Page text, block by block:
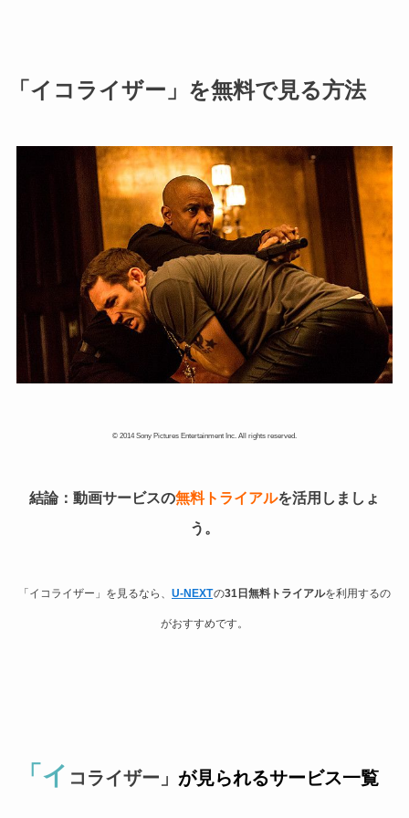
「イコライザー」を無料で見る方法
© 2014 Sony Pictures Entertainment Inc. All rights reserved.
結論：動画サービスの無料トライアルを活用しましょ
う。
「イコライザー」を見るなら、 U-NEXTの31日無料トライアルを利用するの
がおすすめです。
「イ コライザー 」 が見られるサービス一覧